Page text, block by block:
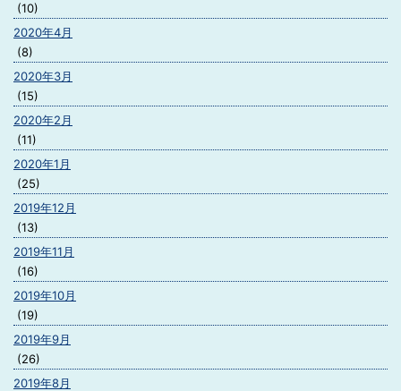
(10)
2020年4月
(8)
2020年3月
(15)
2020年2月
(11)
2020年1月
(25)
2019年12月
(13)
2019年11月
(16)
2019年10月
(19)
2019年9月
(26)
2019年8月